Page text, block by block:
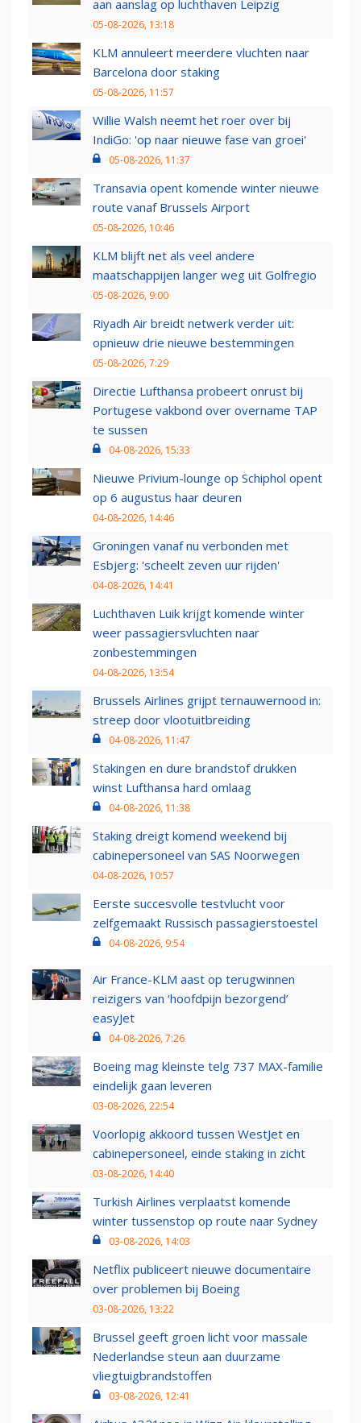
aan aanslag op luchthaven Leipzig
05-08-2026, 13:18
KLM annuleert meerdere vluchten naar
Barcelona door staking
05-08-2026, 11:57
Willie Walsh neemt het roer over bij
IndiGo: 'op naar nieuwe fase van groei'
05-08-2026, 11:37
Transavia opent komende winter nieuwe
route vanaf Brussels Airport
05-08-2026, 10:46
KLM blijft net als veel andere
maatschappijen langer weg uit Golfregio
05-08-2026, 9:00
Riyadh Air breidt netwerk verder uit:
opnieuw drie nieuwe bestemmingen
05-08-2026, 7:29
Directie Lufthansa probeert onrust bij
Portugese vakbond over overname TAP
te sussen
04-08-2026, 15:33
Nieuwe Privium-lounge op Schiphol opent
op 6 augustus haar deuren
04-08-2026, 14:46
Groningen vanaf nu verbonden met
Esbjerg: 'scheelt zeven uur rijden'
04-08-2026, 14:41
Luchthaven Luik krijgt komende winter
weer passagiersvluchten naar
zonbestemmingen
04-08-2026, 13:54
Brussels Airlines grijpt ternauwernood in:
streep door vlootuitbreiding
04-08-2026, 11:47
Stakingen en dure brandstof drukken
winst Lufthansa hard omlaag
04-08-2026, 11:38
Staking dreigt komend weekend bij
cabinepersoneel van SAS Noorwegen
04-08-2026, 10:57
Eerste succesvolle testvlucht voor
zelfgemaakt Russisch passagierstoestel
04-08-2026, 9:54
Air France-KLM aast op terugwinnen
reizigers van ‘hoofdpijn bezorgend’
easyJet
04-08-2026, 7:26
Boeing mag kleinste telg 737 MAX-familie
eindelijk gaan leveren
03-08-2026, 22:54
Voorlopig akkoord tussen WestJet en
cabinepersoneel, einde staking in zicht
03-08-2026, 14:40
Turkish Airlines verplaatst komende
winter tussenstop op route naar Sydney
03-08-2026, 14:03
Netflix publiceert nieuwe documentaire
over problemen bij Boeing
03-08-2026, 13:22
Brussel geeft groen licht voor massale
Nederlandse steun aan duurzame
vliegtuigbrandstoffen
03-08-2026, 12:41